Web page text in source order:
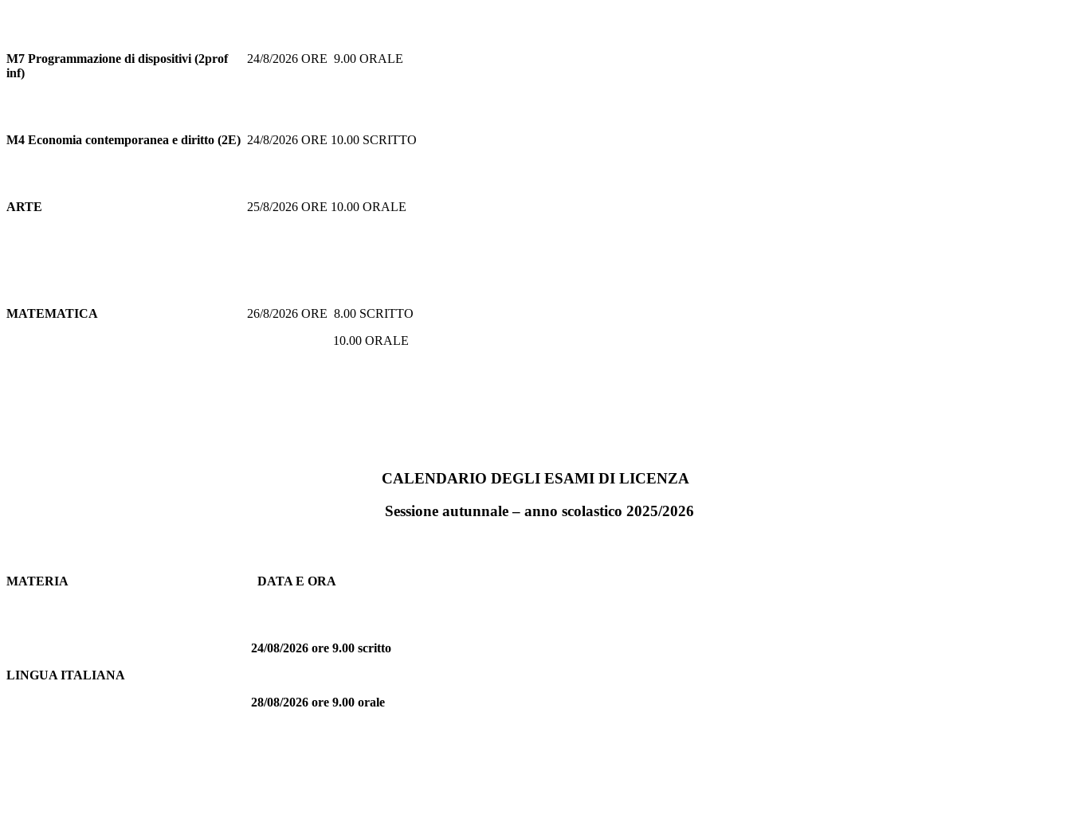
M7 Programmazione di dispositivi (2prof
inf)
24/8/2026 ORE 9.00 ORALE
M4 Economia contemporanea e diritto (2E) 24/8/2026 ORE 10.00 SCRITTO
ARTE 25/8/2026 ORE 10.00 ORALE
MATEMATICA
26/8/2026 ORE 8.00 SCRITTO
10.00 ORALE
CALENDARIO DEGLI ESAMI DI LICENZA
Sessione autunnale – anno scolastico 2025/2026
MATERIA DATA E ORA
LINGUA ITALIANA
24/08/2026 ore 9.00 scritto
28/08/2026 ore 9.00 orale